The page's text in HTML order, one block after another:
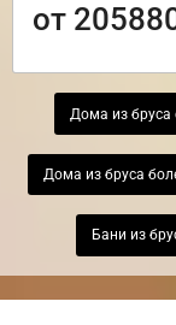
от
Дома из бруса
Дома из бруса
Бани из